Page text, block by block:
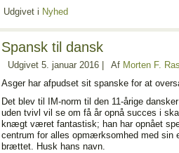
Udgivet i Nyhed
Spansk til dansk
Udgivet 5. januar 2016 Af Morten F.
Asger har afpudset sit spanske for at
Det blev til IM-norm til den 11-årige
uden tvivl vil se om få år opnå succes i
knægt været fantastisk; han har opnået
centrum for alles opmærksomhed med sin
brættet. Husk hans navn.